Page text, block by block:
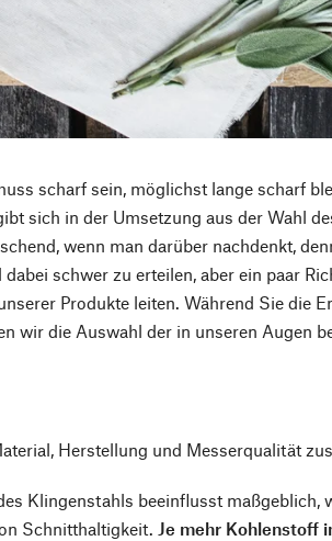
scharf sein, möglichst lange scharf
sich in der Umsetzung aus der Wahl
wenn man darüber nachdenkt,
schwer zu erteilen, aber ein paar
Produkte leiten. Während Sie die
wir die Auswahl der in unseren Augen
Herstellung und Messerqualität
Klingenstahls beeinflusst maßgeblich,
Schnitthaltigkeit. Je mehr Kohlenstoff